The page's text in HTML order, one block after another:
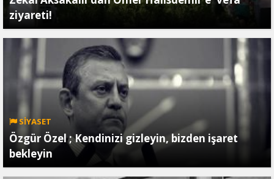
ziyareti!
SİYASET
Özgür Özel ; Kendinizi gizleyin, bizden işaret
bekleyin